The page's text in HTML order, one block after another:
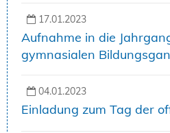
17.01.2023
Aufnahme in die
gymnasialen
04.01.2023
Einladung zum Tag der